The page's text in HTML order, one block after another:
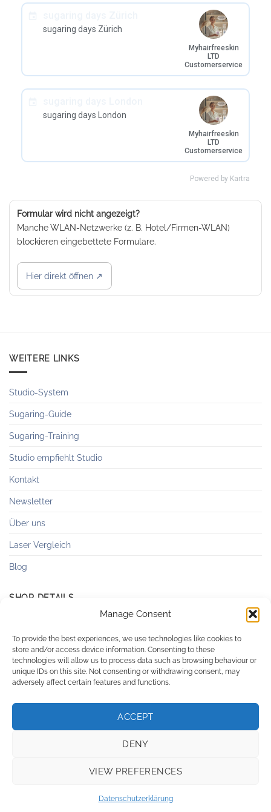
Manage Consent
To provide the best experiences, we use technologies like cookies to
store and/or access device information. Consenting to these
technologies will allow us to process data such as browsing behaviour or
unique IDs on this site. Not consenting or withdrawing consent, may
adversely affect certain features and functions.
ACCEPT
DENY
VIEW PREFERENCES
Datenschutzerklärung
Formular wird nicht angezeigt?
Manche WLAN-Netzwerke (z. B. Hotel/Firmen-WLAN)
blockieren eingebettete Formulare.
Hier direkt öffnen ↗
WEITERE LINKS
Studio-System
Sugaring-Guide
Sugaring-Training
Studio empfiehlt Studio
Kontakt
Newsletter
Über uns
Laser Vergleich
Blog
SHOP DETAILS
Zahlungsweisen
AGB
Copyright 2026 ©myhairfreeskin LTD - Cyprus